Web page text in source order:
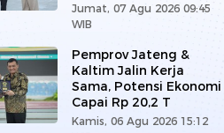
Jumat, 07 Agu 2026 09:45
WIB
Pemprov Jateng &
Kaltim Jalin Kerja
Sama, Potensi Ekonomi
Capai Rp 20,2 T
Kamis, 06 Agu 2026 15:12